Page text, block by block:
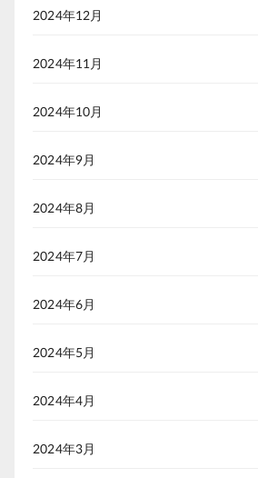
2024年12月
2024年11月
2024年10月
2024年9月
2024年8月
2024年7月
2024年6月
2024年5月
2024年4月
2024年3月